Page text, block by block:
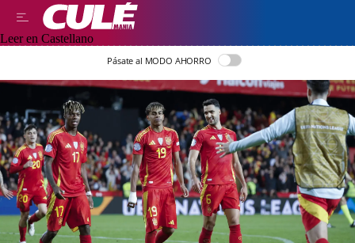
Leer en Castellano
Pásate al MODO AHORRO